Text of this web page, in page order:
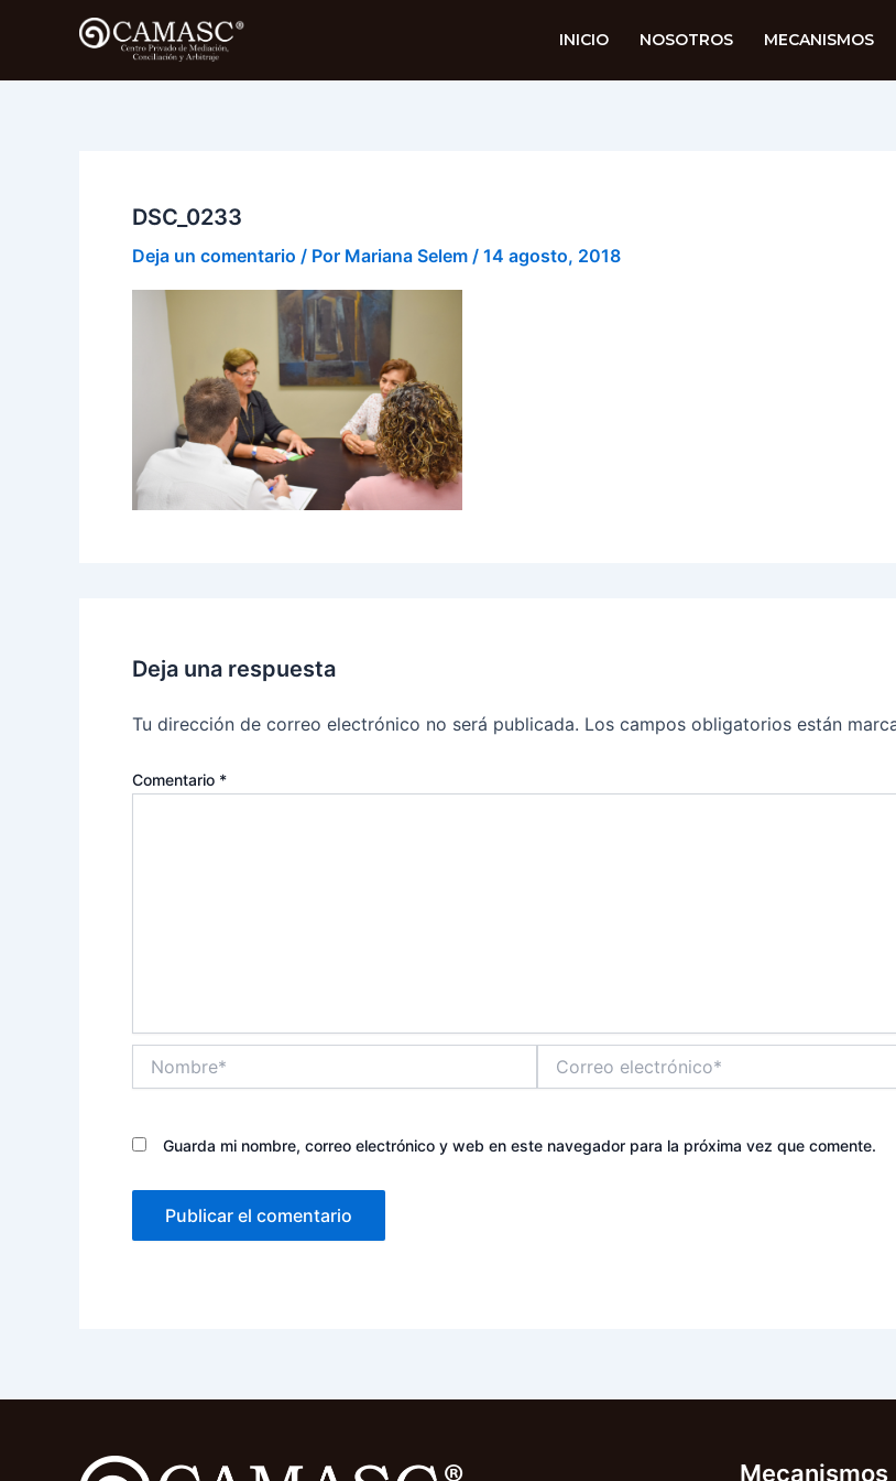
INICIO NOSOTROS MECANISMOS
DSC_0233
Deja un comentario / Por Mariana Selem / 14 agosto, 2018
Deja una respuesta
Tu dirección de correo electrónico no será publicada. Los campos obligatorios están
Comentario *
electrónico*
Guarda mi nombre, correo electrónico y web en este navegador para la próxima vez que comente.
Mecanismos